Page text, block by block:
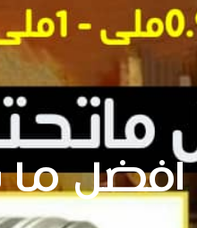
افضل ما